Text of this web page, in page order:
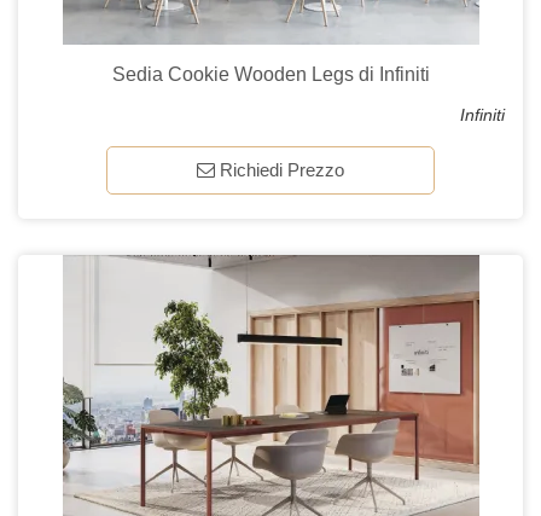
Sedia Cookie Wooden Legs di Infiniti
Infiniti
Richiedi Prezzo